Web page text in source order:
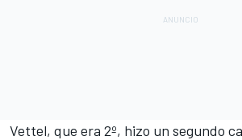
Vettel, que era 2º, hizo un segundo